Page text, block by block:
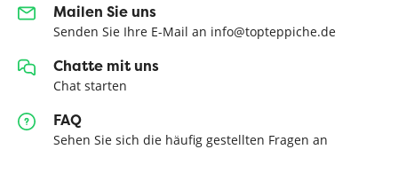
Mailen Sie uns
Senden Sie Ihre E-Mail an info@topteppiche.de
Chatte mit uns
Chat starten
FAQ
Sehen Sie sich die häufig gestellten Fragen an